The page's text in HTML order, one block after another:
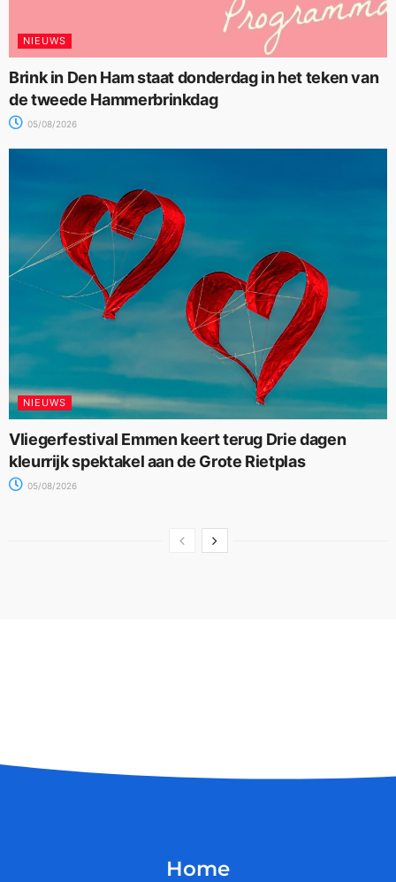
NIEUWS
Brink in Den Ham staat donderdag in het teken van
de tweede Hammerbrinkdag
05/08/2026
NIEUWS
Vliegerfestival Emmen keert terug Drie dagen
kleurrijk spektakel aan de Grote Rietplas
05/08/2026
Home